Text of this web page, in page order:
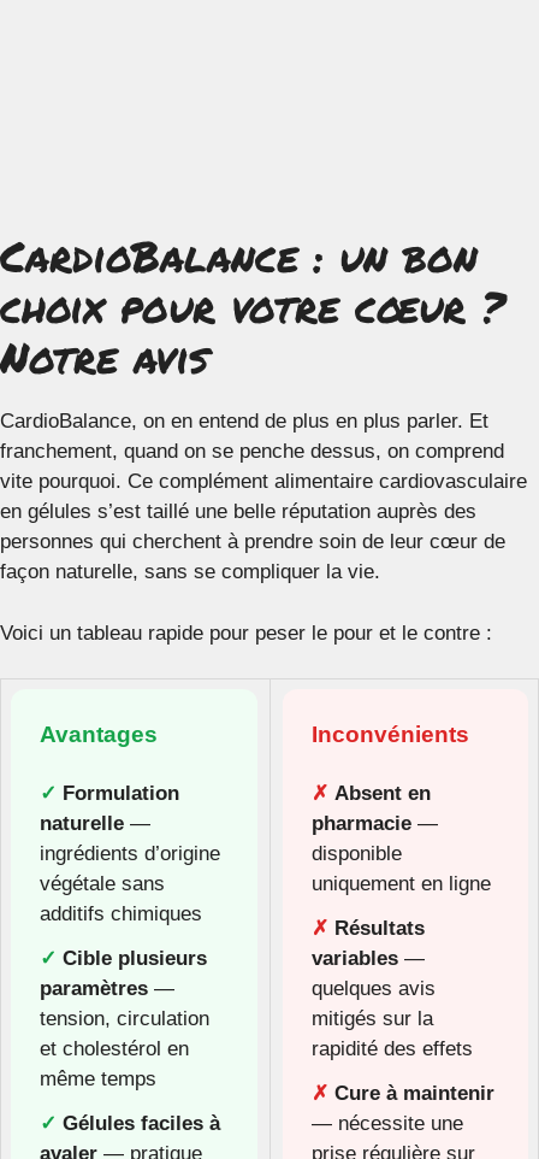
CardioBalance : un bon
choix pour votre cœur ?
Notre avis
CardioBalance, on en entend de plus en plus parler. Et
franchement, quand on se penche dessus, on comprend
vite pourquoi. Ce complément alimentaire cardiovasculaire
en gélules s’est taillé une belle réputation auprès des
personnes qui cherchent à prendre soin de leur cœur de
façon naturelle, sans se compliquer la vie.
Voici un tableau rapide pour peser le pour et le contre :
Avantages
✓ Formulation
naturelle —
ingrédients d’origine
végétale sans
additifs chimiques
✓ Cible plusieurs
paramètres —
tension, circulation
et cholestérol en
même temps
✓ Gélules faciles à
avaler — pratique
Inconvénients
✗ Absent en
pharmacie —
disponible
uniquement en ligne
✗ Résultats
variables —
quelques avis
mitigés sur la
rapidité des effets
✗ Cure à maintenir
— nécessite une
prise régulière sur